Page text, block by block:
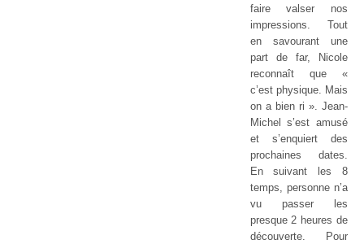
faire valser nos
impressions. Tout
en savourant une
part de far, Nicole
reconnaît que «
c’est physique. Mais
on a bien ri ». Jean-
Michel s’est amusé
et s’enquiert des
prochaines dates.
En suivant les 8
temps, personne n’a
vu passer les
presque 2 heures de
découverte. Pour